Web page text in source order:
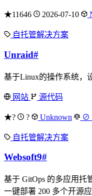
★11646 2026-07-10
自托管解决方案
Unraid#
基于Linux的操作系统，
网站 源代码
★? ? Unknown ⊘
自托管解决方案
Websoft9#
基于 GitOps 的多应用托
一键部署 200 多个开源应